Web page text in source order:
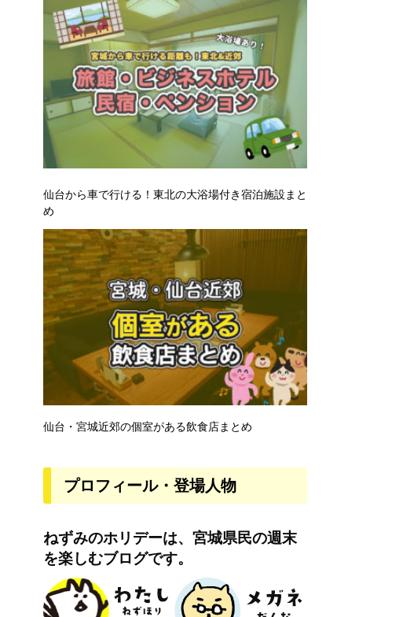
仙台から車で行ける！東北の大浴場付き宿泊施設まと
め
仙台・宮城近郊の個室がある飲食店まとめ
プロフィール・登場人物
ねずみのホリデーは、宮城県民の週末
を楽しむブログです。